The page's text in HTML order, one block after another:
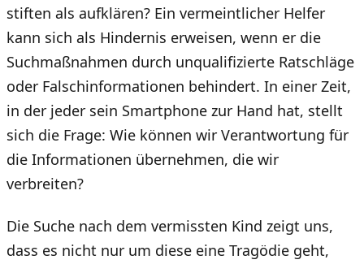
stiften als aufklären? Ein vermeintlicher Helfer
kann sich als Hindernis erweisen, wenn er die
Suchmaßnahmen durch unqualifizierte Ratschläge
oder Falschinformationen behindert. In einer Zeit,
in der jeder sein Smartphone zur Hand hat, stellt
sich die Frage: Wie können wir Verantwortung für
die Informationen übernehmen, die wir
verbreiten?
Die Suche nach dem vermissten Kind zeigt uns,
dass es nicht nur um diese eine Tragödie geht,